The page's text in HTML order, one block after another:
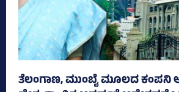
ತೆಲಂಗಾಣ, ಮುಂಬೈ ಮೂಲದ ಕಂಪನಿ